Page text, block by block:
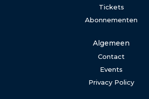
Tickets
Abonnementen
Algemeen
Contact
Events
Privacy Policy